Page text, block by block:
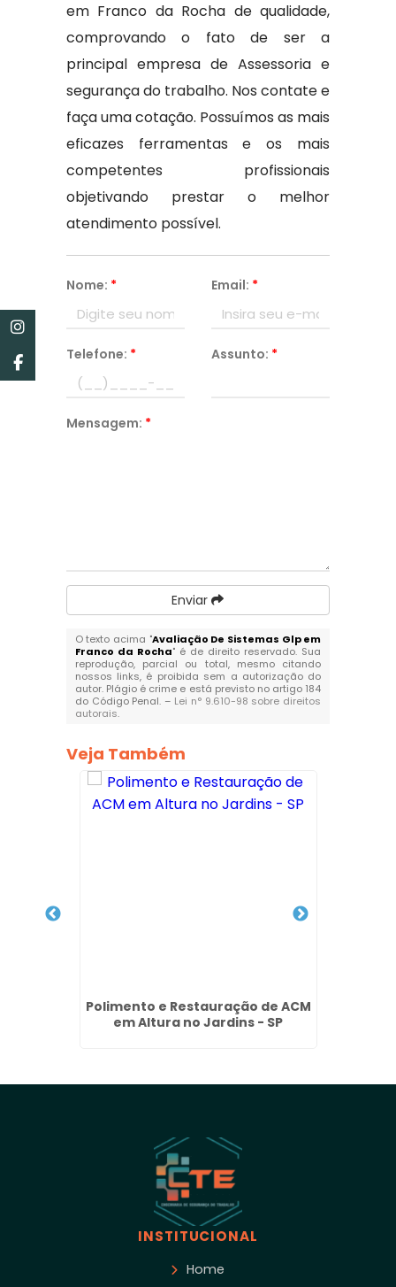
em Franco da Rocha de qualidade,
comprovando o fato de ser a
principal empresa de Assessoria e
segurança do trabalho. Nos contate e
faça uma cotação. Possuímos as mais
eficazes ferramentas e os mais
competentes profissionais
objetivando prestar o melhor
atendimento possível.
Nome: * Email: *
Telefone: * Assunto: *
Mensagem: *
Enviar
O texto acima "Avaliação De Sistemas Glp em
Franco da Rocha" é de direito reservado. Sua
reprodução, parcial ou total, mesmo citando
nossos links, é proibida sem a autorização do
autor. Plágio é crime e está previsto no artigo 184
do Código Penal. – Lei n° 9.610-98 sobre direitos
autorais.
Veja Também
Polimento e Restauração de ACM
em Altura no Jardins - SP
INSTITUCIONAL
Home